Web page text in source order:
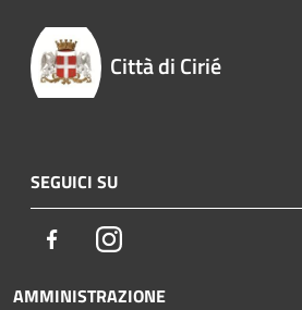
Città di Cirié
SEGUICI SU
FacebookInstagram
AMMINISTRAZIONE